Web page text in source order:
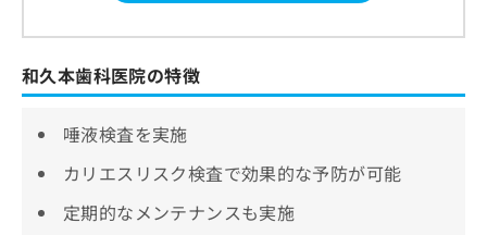
和久本歯科医院の特徴
唾液検査を実施
カリエスリスク検査で効果的な予防が可能
定期的なメンテナンスも実施